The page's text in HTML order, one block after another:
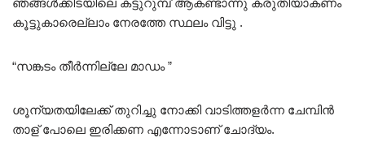
കൂട്ടുകാരെല്ലാം നേരത്തേ സ്ഥലം വിട്ടു .
“സങ്കടം തീർന്നില്ലേ മാഡം ”
ശൂന്യതയിലേക്ക് തുറിച്ചു നോക്കി വാടിത്തളർന്ന ചേമ്പിൻ
താള് പോലെ ഇരിക്കണ എന്നോടാണ് ചോദ്യം.